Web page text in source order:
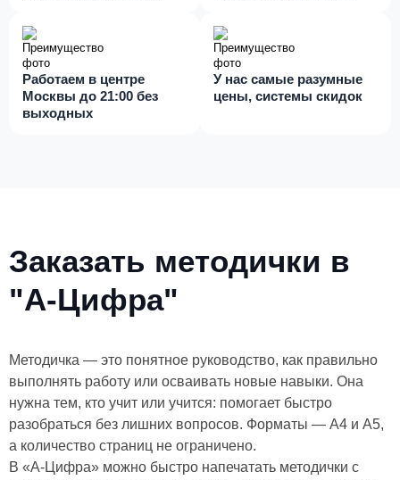
Работаем в центре
Москвы до 21:00 без
выходных
У нас самые разумные
цены, системы скидок
Заказать методички в
"А-Цифра"
Методичка — это понятное руководство, как правильно
выполнять работу или осваивать новые навыки. Она
нужна тем, кто учит или учится: помогает быстро
разобраться без лишних вопросов. Форматы — А4 и А5,
а количество страниц не ограничено.
В «А-Цифра» можно быстро напечатать методички с